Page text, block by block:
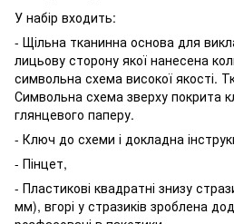
У набір входить:
- Щільна тканинна основа для
лицьову сторону якої нанесена
символьна схема високої якості.
Символьна схема зверху покрита
глянцевого паперу.
- Ключ до схеми і докладна
- Пінцет,
- Пластикові квадратні знизу
мм), вгорі у стразиків зроблена